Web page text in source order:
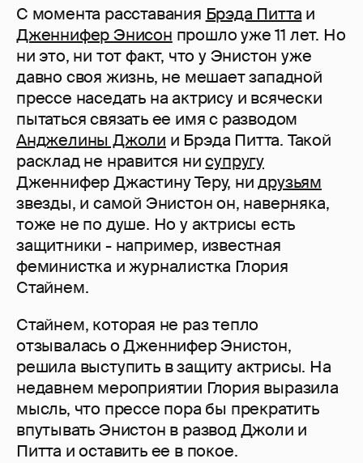
С момента расставания Брэда Питта и
Дженнифер Энисон прошло уже 11 лет. Но
ни это, ни тот факт, что у Энистон уже
давно своя жизнь, не мешает западной
прессе наседать на актрису и всячески
пытаться связать ее имя с разводом
Анджелины Джоли и Брэда Питта. Такой
расклад не нравится нисупругу
Дженнифер Джастину Теру, нидрузьям
звезды, и самой Энистон он, наверняка,
тоже не по душе. Но у актрисы есть
защитники - например, известная
феминистка и журналистка Глория
Стайнем.
Стайнем, которая не раз тепло
отзывалась о Дженнифер Энистон,
решила выступить в защиту актрисы. На
недавнем мероприятии Глория выразила
мысль, что прессе пора бы прекратить
впутывать Энистон в развод Джоли и
Питта и оставить ее в покое.